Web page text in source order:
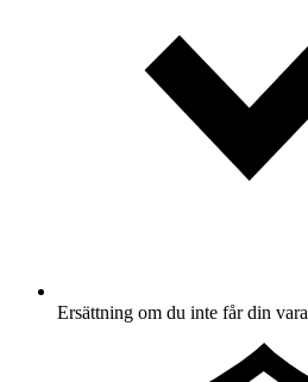
Ersättning om du inte får din vara